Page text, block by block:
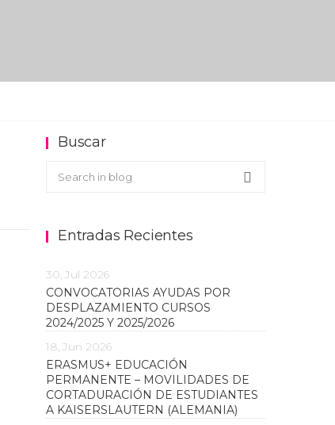
Buscar
Buscar en el blog
Search
Entradas Recientes
30, Jul 2026
CONVOCATORIAS AYUDAS POR
DESPLAZAMIENTO CURSOS
2024/2025 Y 2025/2026
18, Jun 2026
ERASMUS+ EDUCACIÓN
PERMANENTE – MOVILIDADES DE
CORTADURACIÓN DE ESTUDIANTES
A KAISERSLAUTERN (ALEMANIA)